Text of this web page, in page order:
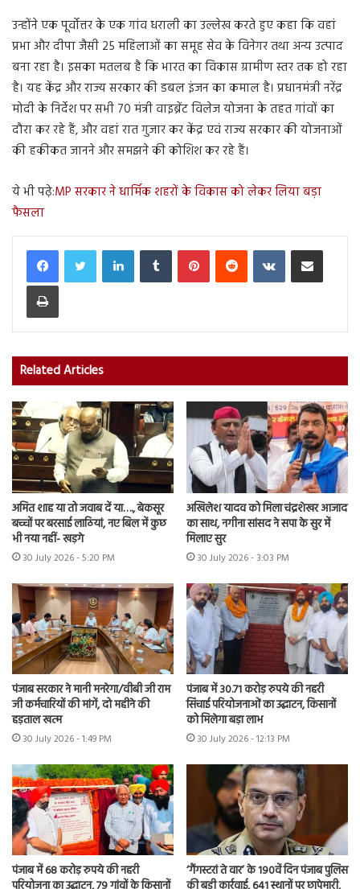
उन्होंने एक पूर्वोत्तर के एक गांव धराली का उल्लेख करते हुए कहा कि वहां
प्रभा और दीपा जैसी 25 महिलाओं का समूह सेव के विनेगर तथा अन्य उत्पाद
बना रहा है। इसका मतलब है कि भारत का विकास ग्रामीण स्तर तक हो रहा
है। यह केंद्र और राज्य सरकार की डबल इंजन का कमाल है। प्रधानमंत्री नरेंद्र
मोदी के निर्देश पर सभी 70 मंत्री वाइब्रेंट विलेज योजना के तहत गांवों का
दौरा कर रहे हैं, और वहां रात गुजार कर केंद्र एवं राज्य सरकार की योजनाओं
की हकीकत जानने और समझने की कोशिश कर रहे हैं।
ये भी पढ़े:MP सरकार ने धार्मिक शहरों के विकास को लेकर लिया बड़ा
फैसला
LinkedInTumblr PinterestReddit VKontakteShare via Email
Print
Related Articles
अमित शाह या तो जवाब दें या…., बेकसूर
बच्चों पर बरसाई लाठियां, नए बिल में कुछ
भी नया नहीं- खड़गे
30 July 2026 - 5:20 PM
अखिलेश यादव को मिला चंद्रशेखर आजाद
का साथ, नगीना सांसद ने सपा के सुर में
मिलाए सुर
30 July 2026 - 3:03 PM
पंजाब सरकार ने मानी मनरेगा/वीबी जी राम
जी कर्मचारियों की मांगें, दो महीने की
हड़ताल खत्म
30 July 2026 - 1:49 PM
पंजाब में 30.71 करोड़ रुपये की नहरी
सिंचाई परियोजनाओं का उद्घाटन, किसानों
को मिलेगा बड़ा लाभ
30 July 2026 - 12:13 PM
पंजाब में 68 करोड़ रुपये की नहरी
‘गैंगस्टरां ते वार’ के 190वें दिन पंजाब पुलिस